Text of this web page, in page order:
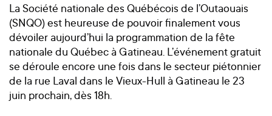
La Société nationale des Québécois de l’Outaouais
(SNQO) est heureuse de pouvoir finalement vous
dévoiler aujourd’hui la programmation de la fête
nationale du Québec à Gatineau. L’événement gratuit
se déroule encore une fois dans le secteur piétonnier
de la rue Laval dans le Vieux-Hull à Gatineau le 23
juin prochain, dès 18h.